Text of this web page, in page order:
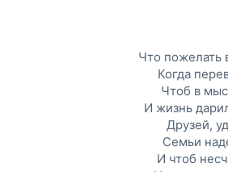
Что пожелать
Когда
Чтоб в
И жизнь
Друзей,
Семьи
И чтоб